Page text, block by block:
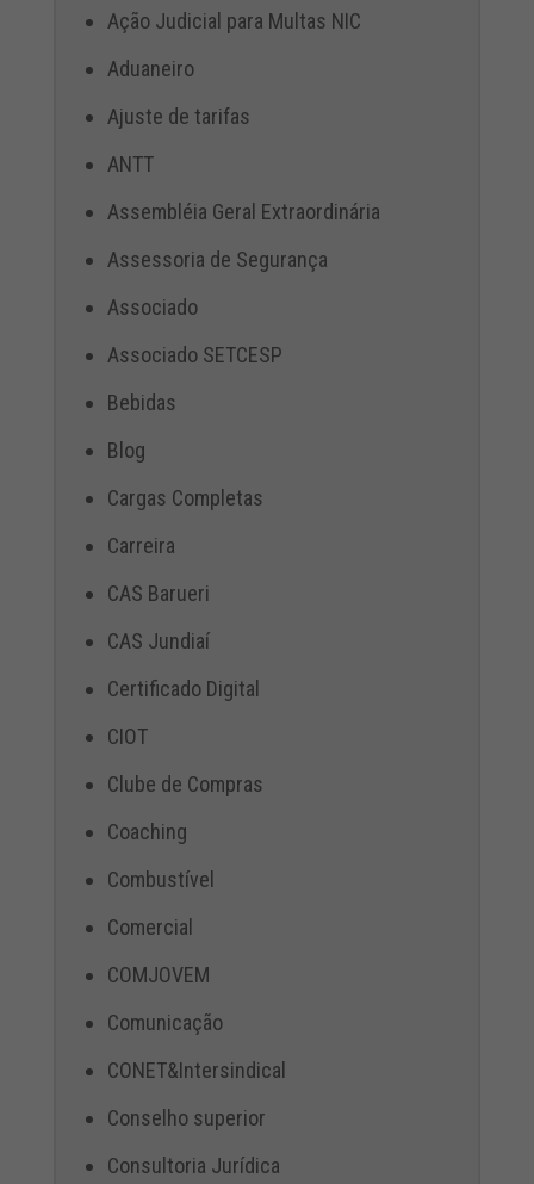
Ação Judicial para Multas NIC
Aduaneiro
Ajuste de tarifas
ANTT
Assembléia Geral Extraordinária
Assessoria de Segurança
Associado
Associado SETCESP
Bebidas
Blog
Cargas Completas
Carreira
CAS Barueri
CAS Jundiaí
Certificado Digital
CIOT
Clube de Compras
Coaching
Combustível
Comercial
COMJOVEM
Comunicação
CONET&Intersindical
Conselho superior
Consultoria Jurídica